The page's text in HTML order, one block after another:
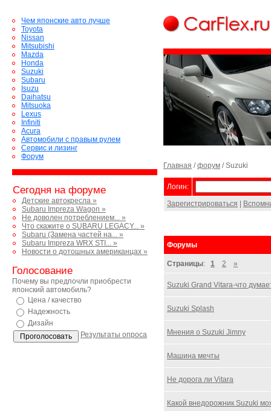
Чем японские авто лучше
Toyota
Nissan
Mitsubishi
Mazda
Honda
Suzuki
Subaru
Isuzu
Daihatsu
Mitsuoka
Lexus
Infiniti
Acura
Автомобили с правым рулем
Сервис и лизинг
Форум
Сегодня на форуме
Детские автокресла »
Subaru Impreza Wagon »
Не доволен потреблением... »
Что скажите о SUBARU LEGACY... »
Subaru (Замена частей на... »
Subaru Impreza WRX STI... »
Новости о дотошных американцах »
Голосование
Почему вы предпочли приобрести
японский автомобиль?
Цена / качество
Надежность
Дизайн
Результаты опроса
Главная /форум / Suzuki
Логин:
Зарегистрироваться
Форумы
Страницы: 1 2 »
Suzuki Grand Vitara-что
Suzuki Splash
Мнения о Suzuki Jimny
Машина мечты
Не дорога ли Vitara
Какой внедорожник Suzuki